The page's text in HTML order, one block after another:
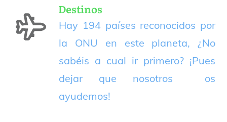
Destinos
Hay 194 países reconocidos por
la ONU en este planeta, ¿No
sabéis a cual ir primero? ¡Pues
dejar que nosotros os
ayudemos!